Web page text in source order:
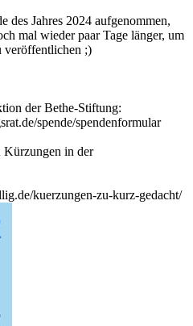
des Jahres 2024 aufgenommen,
mal wieder paar Tage länger, um
veröffentlichen ;)
der Bethe-Stiftung:
spende/spendenformular
Kürzungen in der
kuerzungen-zu-kurz-gedacht/